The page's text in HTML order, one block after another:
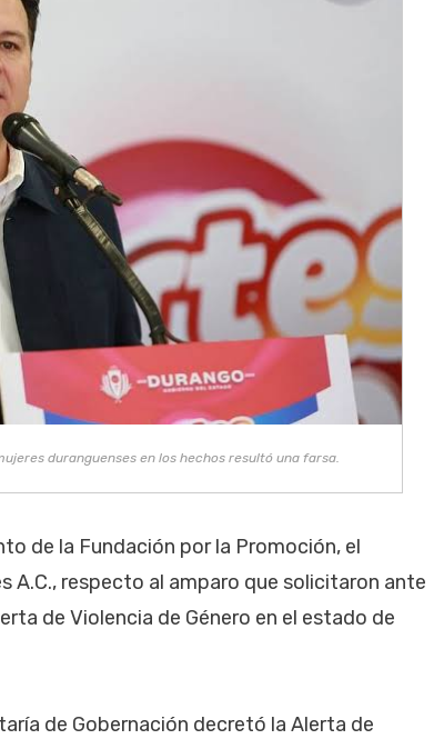
duranguenses en los hechos resultó una farsa.
de la Fundación por la Promoción, el
A.C., respecto al amparo que solicitaron ante
de Violencia de Género en el estado de
de Gobernación decretó la Alerta de